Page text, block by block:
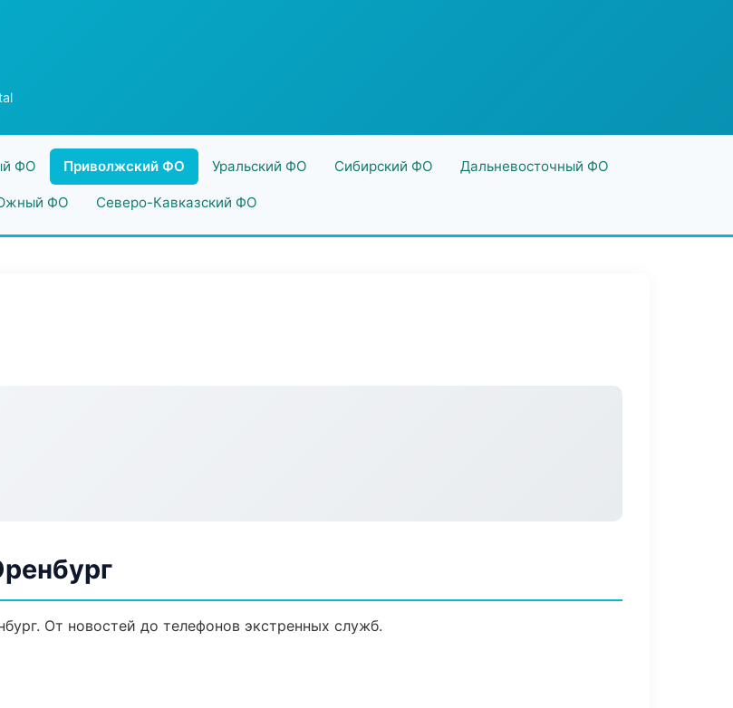
ФО Приволжский ФО Уральский ФО Сибирский ФО Дальневосточный ФО
ФО Северо-Кавказский ФО
От новостей до телефонов экстренных служб.